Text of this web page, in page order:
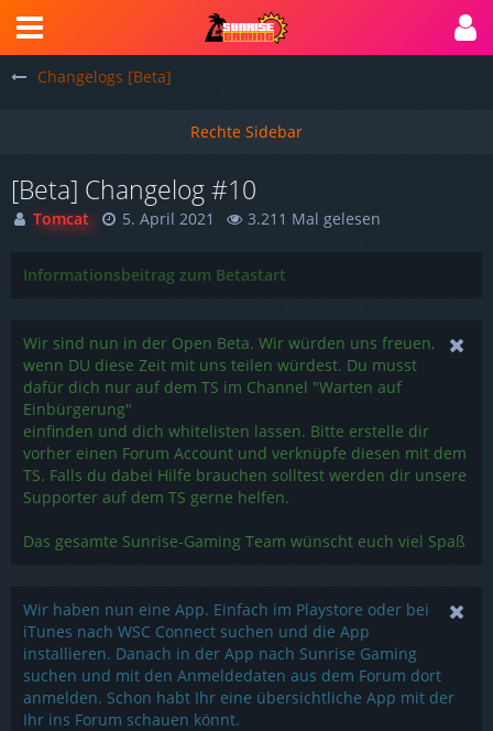
Changelogs [Beta]
[Beta] Changelog #10
Tomcat 5. April 2021 3.211 Mal gelesen
Informationsbeitrag zum Betastart
Wir sind nun in der Open Beta. Wir würden uns freuen,
wenn DU diese Zeit mit uns teilen würdest. Du musst
dafür dich nur auf dem TS im Channel "Warten auf
Einbürgerung"
einfinden und dich whitelisten lassen. Bitte erstelle dir
vorher einen Forum Account und verknüpfe diesen mit dem
TS. Falls du dabei Hilfe brauchen solltest werden dir unsere
Supporter auf dem TS gerne helfen.
Das gesamte Sunrise-Gaming Team wünscht euch viel Spaß
Wir haben nun eine App. Einfach im Playstore oder bei
iTunes nach WSC Connect suchen und die App
installieren. Danach in der App nach Sunrise Gaming
suchen und mit den Anmeldedaten aus dem Forum dort
anmelden. Schon habt Ihr eine übersichtliche App mit der
Ihr ins Forum schauen könnt.